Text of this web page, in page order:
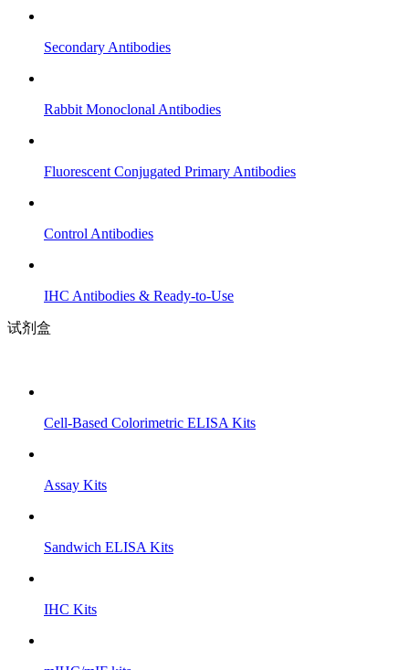
Secondary Antibodies
Rabbit Monoclonal Antibodies
Fluorescent Conjugated Primary Antibodies
Control Antibodies
IHC Antibodies & Ready-to-Use
试剂盒
Cell-Based Colorimetric ELISA Kits
Assay Kits
Sandwich ELISA Kits
IHC Kits